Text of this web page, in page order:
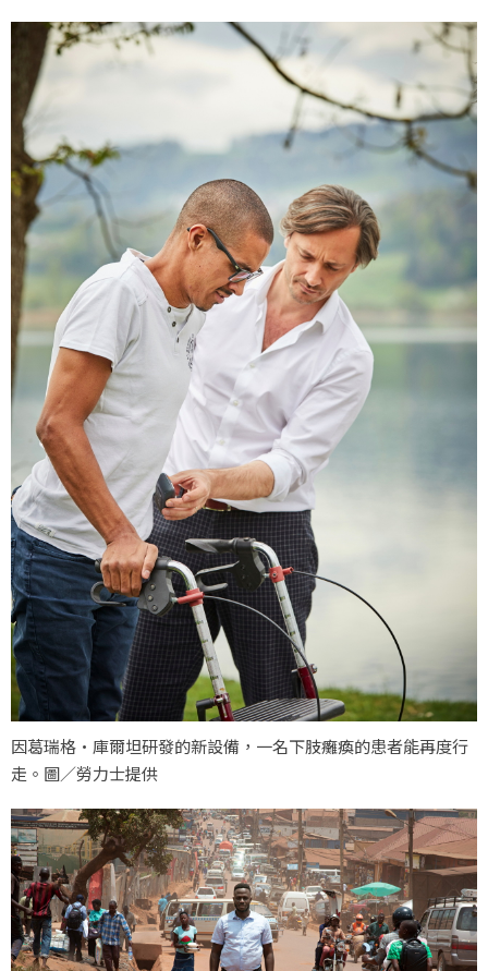
因葛瑞格·庫爾坦研發的新設備，一名下肢癱瘓的患者能再度行
走。圖／勞力士提供